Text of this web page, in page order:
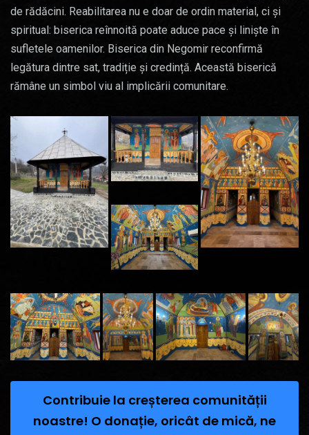
de rădăcini. Reabilitarea nu e doar de ordin material, ci și
spiritual: biserica reînnoită poate aduce pace și liniște în
sufletele oamenilor. Biserica din Negomir reconfirmă
legătura dintre sat, tradiție și credință. Această biserică
rămâne un simbol viu al implicării comunitare.
Contribuie la creșterea comunității
noastre! O donație, oricât de mică, ne